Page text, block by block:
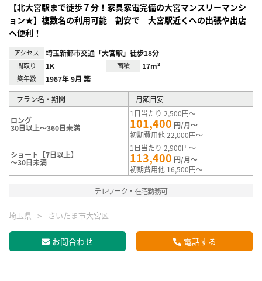
【北大宮駅まで徒歩７分！家具家電完備の大宮マンスリーマンシ
ョン★】複数名の利用可能 割安で 大宮駅近くへの出張や出店
へ便利！
アクセス 埼玉新都市交通「大宮駅」徒歩18分
間取り 1K 面積 17m²
築年数 1987年 9月 築
プラン名・期間 月額目安
ロング
30日以上～360日未満
1日当たり 2,500円～
101,400 円/月～
初期費用他 22,000円～
ショート【7日以上】
～30日未満
1日当たり 2,900円～
113,400 円/月～
初期費用他 16,500円～
テレワーク・在宅勤務可
埼玉県 さいたま市大宮区
お問合わせ 電話する